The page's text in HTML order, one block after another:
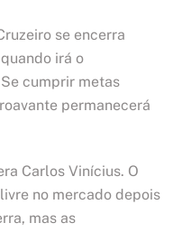
se encerra
irá o
cumprir metas
permanecerá
Carlos Vinícius. O
no mercado depois
mas as